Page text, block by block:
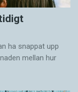
ha snappat upp
mellan hur